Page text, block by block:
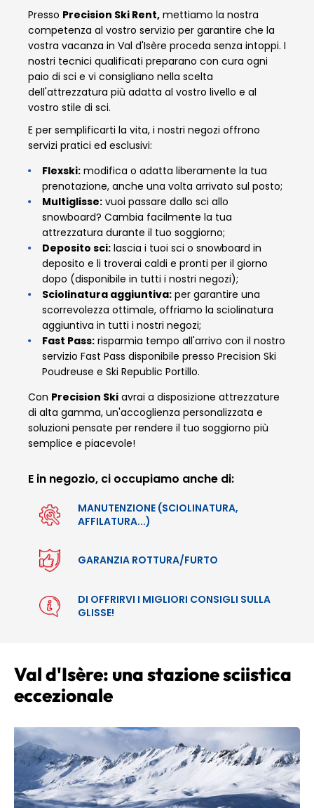
Presso Precision Ski Rent, mettiamo la nostra
competenza al vostro servizio per garantire che la
vostra vacanza in Val d'Isère proceda senza intoppi. I
nostri tecnici qualificati preparano con cura ogni
paio di sci e vi consigliano nella scelta
dell'attrezzatura più adatta al vostro livello e al
vostro stile di sci.
E per semplificarti la vita, i nostri negozi offrono
servizi pratici ed esclusivi:
Flexski: modifica o adatta liberamente la tua
prenotazione, anche una volta arrivato sul posto;
Multiglisse: vuoi passare dallo sci allo
snowboard? Cambia facilmente la tua
attrezzatura durante il tuo soggiorno;
Deposito sci: lascia i tuoi sci o snowboard in
deposito e li troverai caldi e pronti per il giorno
dopo (disponibile in tutti i nostri negozi);
Sciolinatura aggiuntiva: per garantire una
scorrevolezza ottimale, offriamo la sciolinatura
aggiuntiva in tutti i nostri negozi;
Fast Pass: risparmia tempo all'arrivo con il nostro
servizio Fast Pass disponibile presso Precision Ski
Poudreuse e Ski Republic Portillo.
Con Precision Ski avrai a disposizione attrezzature
di alta gamma, un'accoglienza personalizzata e
soluzioni pensate per rendere il tuo soggiorno più
semplice e piacevole!
E in negozio, ci occupiamo anche di:
MANUTENZIONE (SCIOLINATURA,
AFFILATURA...)
GARANZIA ROTTURA/FURTO
DI OFFRIRVI I MIGLIORI CONSIGLI SULLA
GLISSE!
Val d'Isère: una stazione sciistica
eccezionale